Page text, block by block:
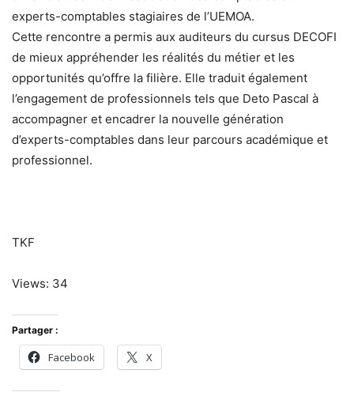
experts-comptables stagiaires de l’UEMOA.
Cette rencontre a permis aux auditeurs du cursus DECOFI
de mieux appréhender les réalités du métier et les
opportunités qu’offre la filière. Elle traduit également
l’engagement de professionnels tels que Deto Pascal à
accompagner et encadrer la nouvelle génération
d’experts-comptables dans leur parcours académique et
professionnel.
TKF
Views: 34
Partager :
Facebook X